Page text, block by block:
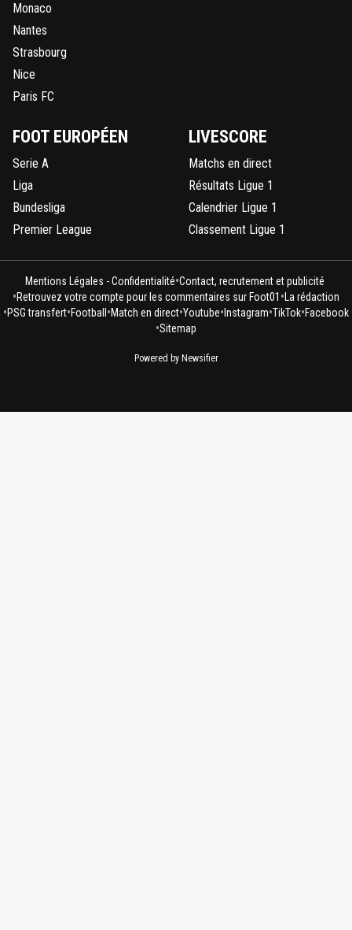
Monaco
Nantes
Strasbourg
Nice
Paris FC
FOOT EUROPÉEN
Serie A
Liga
Bundesliga
Premier League
LIVESCORE
Matchs en direct
Résultats Ligue 1
Calendrier Ligue 1
Classement Ligue 1
Mentions Légales - Confidentialité•Contact, recrutement et publicité
•Retrouvez votre compte pour les commentaires sur Foot01 •La rédaction
•PSG transfert•Football •Match en direct•Youtube• Instagram•TikTok•Facebook
•Sitemap
Powered by Newsifier